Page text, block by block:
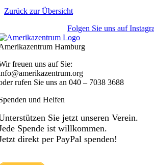
Zurück zur Übersicht
Folgen Sie uns auf
Hamburg
freuen uns auf Sie:
rufen Sie uns an040 – 7038 3688
und Helfen
Sie jetzt unseren Verein.
Spende ist willkommen.
direkt per PayPal spenden!